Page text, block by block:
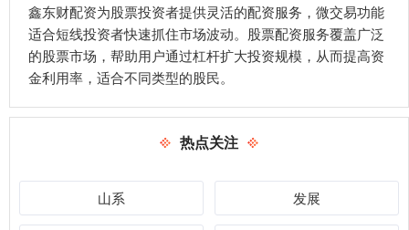
鑫东财配资为股票投资者提供灵活的配资服务，微交易功能
适合短线投资者快速抓住市场波动。股票配资服务覆盖广泛
的股票市场，帮助用户通过杠杆扩大投资规模，从而提高资
金利用率，适合不同类型的股民。
热点关注
山系 发展